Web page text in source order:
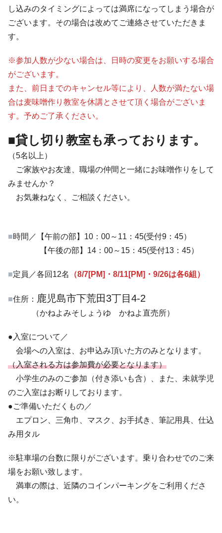
し込みのタイミングによっては満席になってしまう場合が
ございます。その場合は改めてご連絡させていただきま
す。
※参加人数が少ない場合は、日時の変更をお願いする場合
がございます。
また、前日までのキャンセル等により、人数が満たない場
合は麦味噌作り教室を休講とさせて頂く場合がございま
す。予めご了承ください。
■貸し切り教室も承っております。
（5名以上）
ご家族やお友達、職場の仲間と一緒にお味噌作りをして
みませんか？
お気兼ねなく、ご相談ください。
■時間／【午前の部】10：00～11：45(受付9：45）
【午後の部】14：00～15：45(受付13：45）
■定員／各回12名 （8/7[PM] ・8/11[PM] ・9/26は各6組）
■住所： 鹿児島市下荒田3丁目4-2
（かねよみそしょうゆ かねよ直売所）
●入室について／
会場への入室は、お申込み頂いた方のみとなります。
（入室される方は参加費が必要となります）
小学生のみのご参加（付き添いも含）、また、未就学児
のご入室はお断りしております。
●ご準備いただくもの／
エプロン、三角巾、マスク、お手拭き、筆記用具、仕込
み用タル
※駐車場の台数に限りがございます。乗り合わせでのご来
場をお願い致します。
満車の際は、近隣のコインパーキングをご利用くださ
い。